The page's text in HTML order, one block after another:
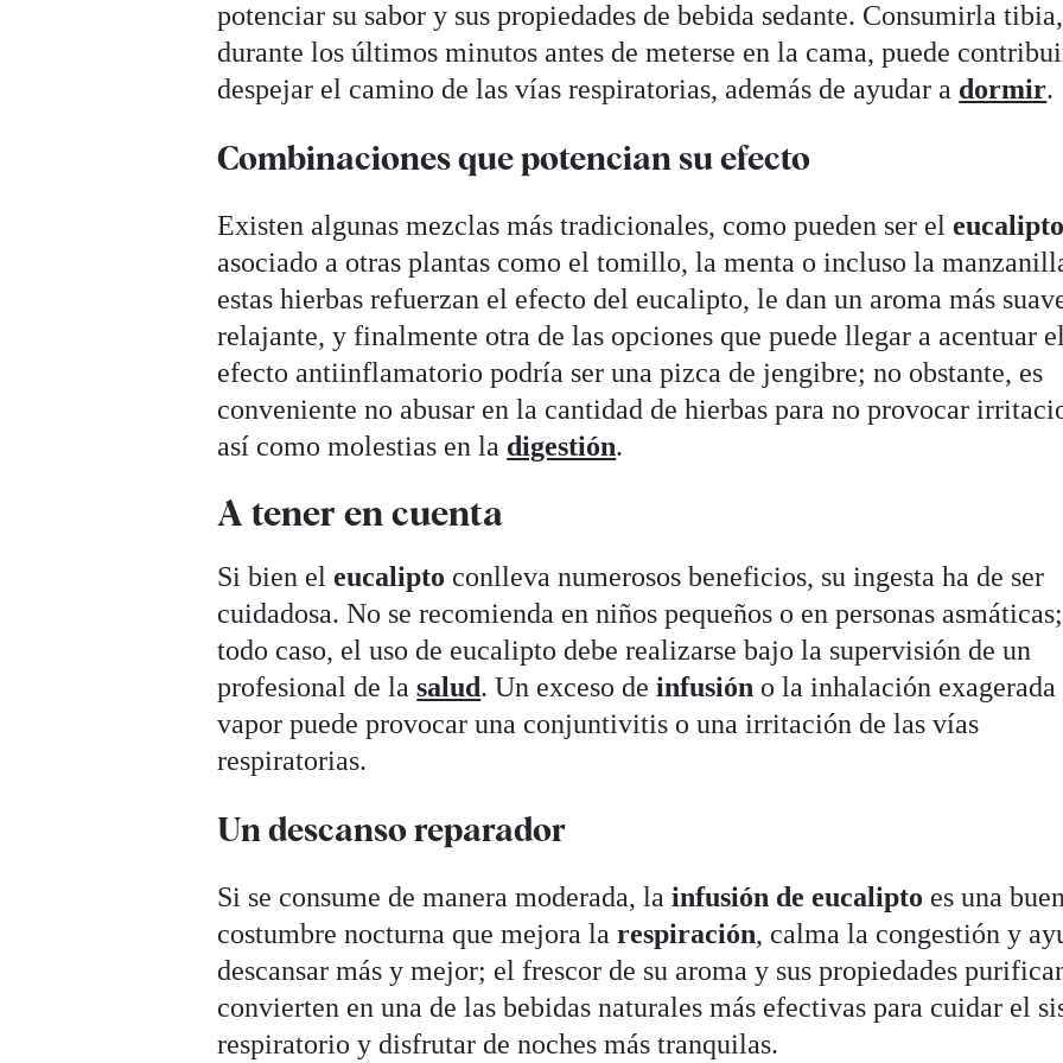
potenciar su sabor y sus propiedades de bebida sedante. Consumirla tibia,
durante los últimos minutos antes de meterse en la cama, puede
despejar el camino de las vías respiratorias, además de ayudar a dormir.
Combinaciones que potencian su efecto
Existen algunas mezclas más tradicionales, como pueden ser eleucalipto
asociado a otras plantas como el tomillo, la menta o incluso la
estas hierbas refuerzan el efecto del eucalipto, le dan un aroma más
relajante, y finalmente otra de las opciones que puede llegar a acentuar el
efecto antiinflamatorio podría ser una pizca de jengibre; no obstante, es
conveniente no abusar en la cantidad de hierbas para no provocar
así como molestias en la digestión.
A tener en cuenta
Si bien eleucalipto conlleva numerosos beneficios, su ingesta ha de ser
cuidadosa. No se recomienda en niños pequeños o en personas
todo caso, el uso de eucalipto debe realizarse bajo la supervisión de un
profesional de lasalud. Un exceso deinfusión o la inhalación exagerada
vapor puede provocar una conjuntivitis o una irritación de las vías
respiratorias.
Un descanso reparador
Si se consume de manera moderada, lainfusión de eucalipto es una
costumbre nocturna que mejora larespiración, calma la congestión y
descansar más y mejor; el frescor de su aroma y sus propiedades
convierten en una de las bebidas naturales más efectivas para cuidar el
respiratorio y disfrutar de noches más tranquilas.